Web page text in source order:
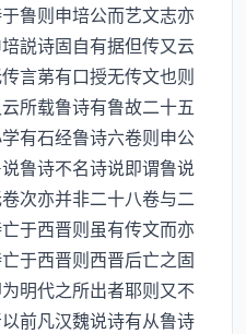
鲁则申培公而艺文志亦
説诗固自有据但传又云
言苐有口授无传文也则
所载鲁诗有鲁故二十五
有石经鲁诗六卷则申公
鲁诗不名诗说即谓鲁说
次亦并非二十八卷与二
于西晋则虽有传文而亦
于西晋则西晋后亡之固
明代之所出者耶则又不
前凡汉魏说诗有从鲁诗